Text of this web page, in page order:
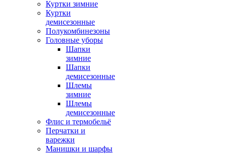
Куртки зимние
Куртки
демисезонные
Полукомбинезоны
Головные уборы
Шапки
зимние
Шапки
демисезонные
Шлемы
зимние
Шлемы
демисезонные
Флис и термобельё
Перчатки и
варежки
Манишки и шарфы